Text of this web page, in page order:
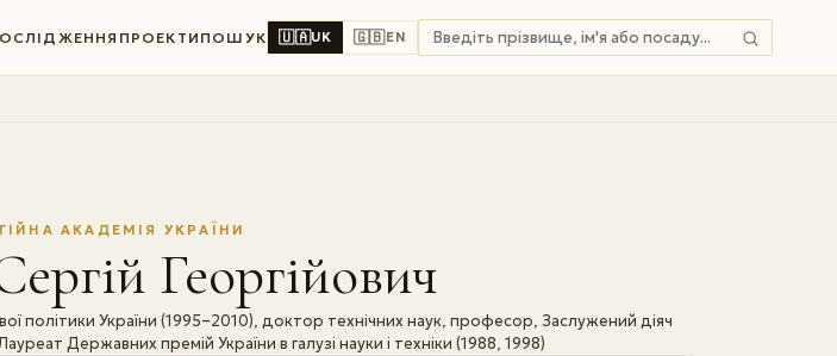
ПРОЕКТИ ПОШУК 🇺🇦UK 🇬🇧EN
АКАДЕМІЯ УКРАЇНИ
Георгійович
політики України (1995–2010), доктор технічних наук, професор, Заслужений діяч
Державних премій України в галузі науки і техніки (1988, 1998)